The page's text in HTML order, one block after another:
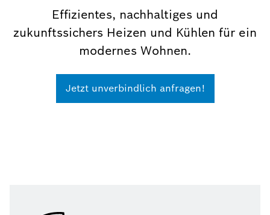
Effizientes, nachhaltiges und
zukunftssichers Heizen und Kühlen für ein
modernes Wohnen.
Jetzt unverbindlich anfragen!